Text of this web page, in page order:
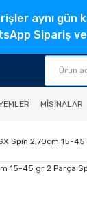
aynı gün
Sipariş
MISINALAR
Spin 2,70cm 15-45